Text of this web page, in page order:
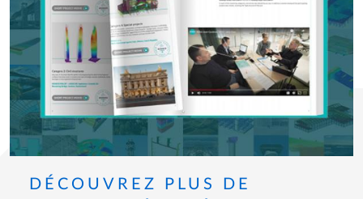
DÉCOUVREZ PLUS DE